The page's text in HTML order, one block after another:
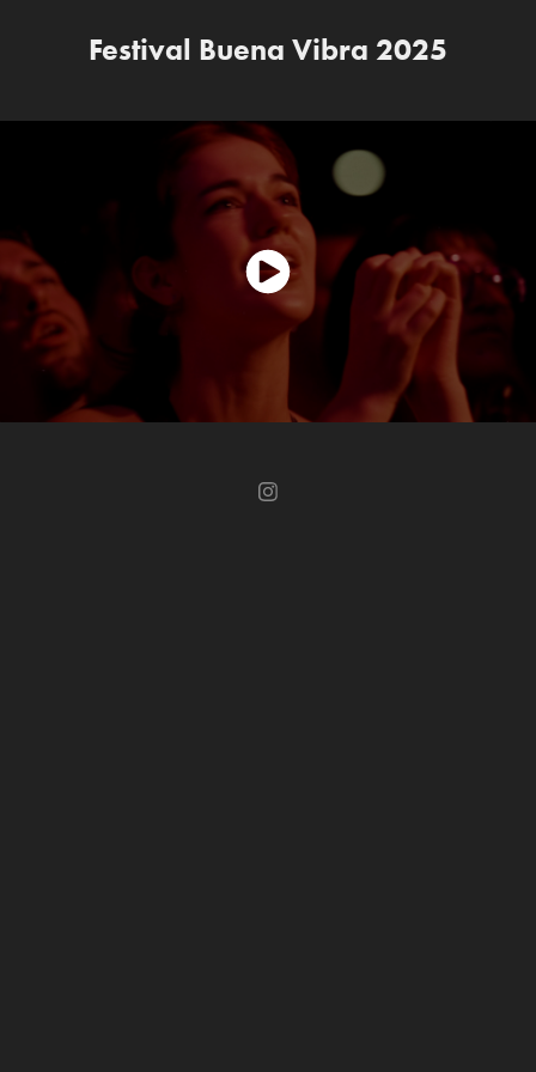
Festival Buena Vibra 2025